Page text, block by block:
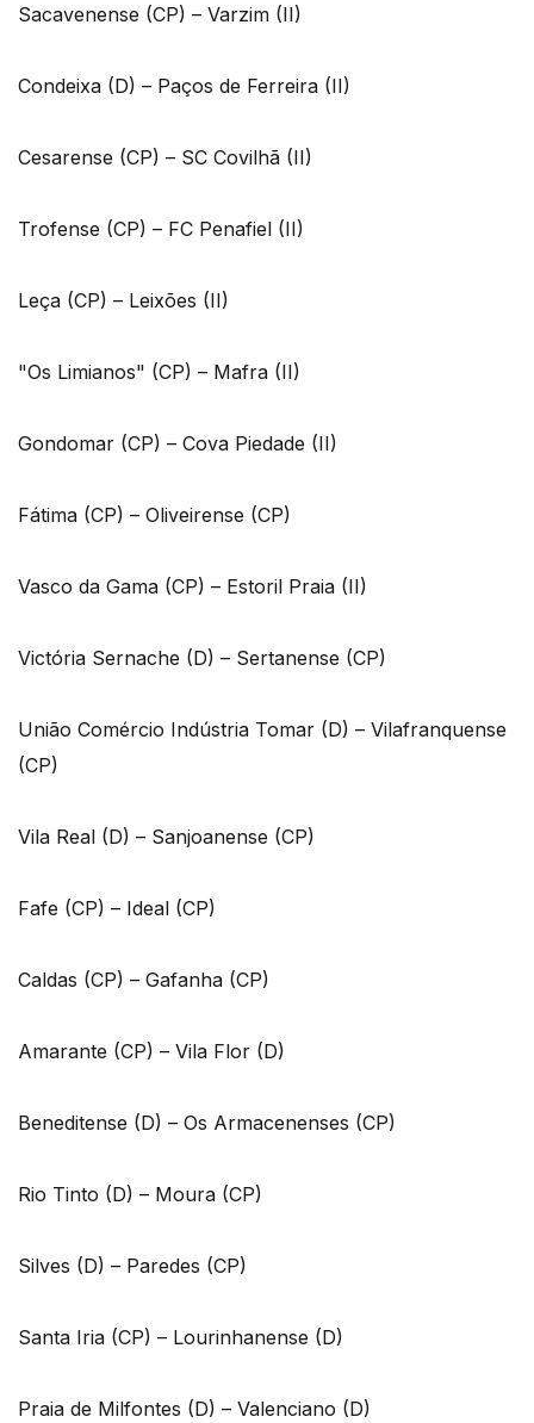
Sacavenense (CP) – Varzim (II)
Condeixa (D) – Paços de Ferreira (II)
Cesarense (CP) – SC Covilhã (II)
Trofense (CP) – FC Penafiel (II)
Leça (CP) – Leixões (II)
"Os Limianos" (CP) – Mafra (II)
Gondomar (CP) – Cova Piedade (II)
Fátima (CP) – Oliveirense (CP)
Vasco da Gama (CP) – Estoril Praia (II)
Victória Sernache (D) – Sertanense (CP)
União Comércio Indústria Tomar (D) – Vilafranquense
(CP)
Vila Real (D) – Sanjoanense (CP)
Fafe (CP) – Ideal (CP)
Caldas (CP) – Gafanha (CP)
Amarante (CP) – Vila Flor (D)
Beneditense (D) – Os Armacenenses (CP)
Rio Tinto (D) – Moura (CP)
Silves (D) – Paredes (CP)
Santa Iria (CP) – Lourinhanense (D)
Praia de Milfontes (D) – Valenciano (D)